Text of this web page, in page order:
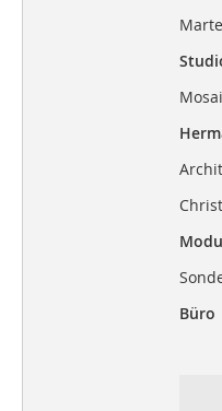
Büro